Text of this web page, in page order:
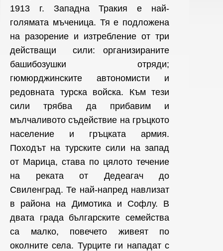
1913 г. Западна Тракия е най-
голямата мъченица. Тя е подложена
на разорение и изтребление от три
действащи сили: организираните
башибозушки отряди;
гюмюрджинските автономисти и
редовната турска войска. Към тези
сили трябва да прибавим и
мълчаливото съдействие на гръцкото
население и гръцката армия.
Походът на турските сили на запад
от Марица, става по цялото течение
на реката от Дедеагач до
Свиленград. Те най-напред навлизат
в района на Димотика и Софлу. В
двата града българските семейства
са малко, повечето живеят по
околните села. Турците ги нападат с